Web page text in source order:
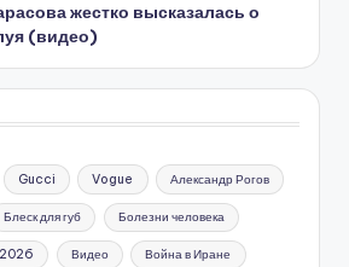
жестко высказалась о
(видео)
Gucci Vogue Александр Рогов
Блеск для губ Болезни человека
Видео Война в Иране